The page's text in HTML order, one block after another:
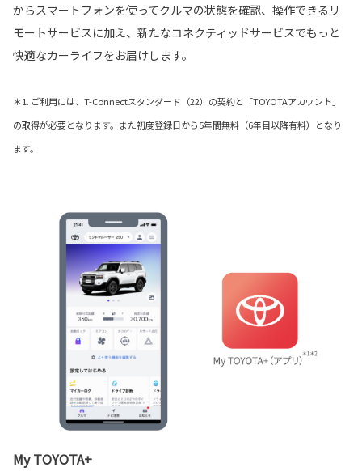
からスマートフォンを使ってクルマの状態を確認、操作できるリ
モートサービスに加え、新たなコネクティッドサービスでもっと
快適なカーライフをお届けします。
＊1. ご利用には、T-Connectスタンダード（22）の契約と「TOYOTAアカウント」
の取得が必要となります。また初度登録日から5年間無料（6年目以降有料）となり
ます。
My TOYOTA+